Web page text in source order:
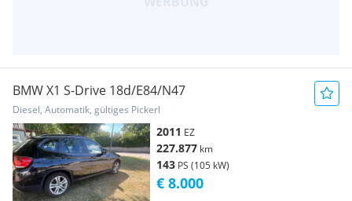
BMW X1 S-Drive 18d/E84/N47
Diesel, Automatik, gültiges Pickerl
2011 EZ
227.877 km
143 PS (105 kW)
€ 8.000